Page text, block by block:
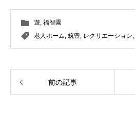
遊, 福智園
老人ホーム, 筑豊, レクリエーション,
前の記事